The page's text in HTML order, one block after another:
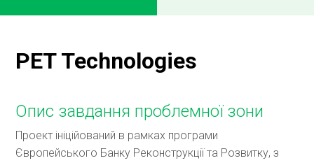
PET Technologies
Опис завдання проблемної зони
Проект ініційований в рамках програми
Європейського Банку Реконструкції та Розвитку, з